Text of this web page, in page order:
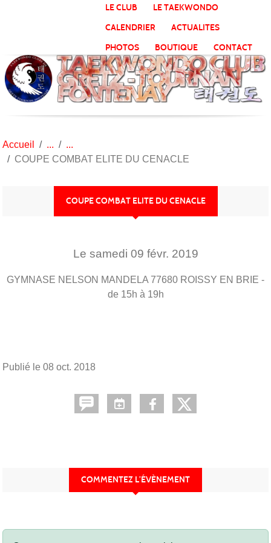
LE CLUB
LE TAEKWONDO
CALENDRIER
ACTUALITES
PHOTOS
BOUTIQUE CONTACT
Accueil
COUPE COMBAT ELITE DU CENACLE
COUPE COMBAT ELITE DU CENACLE
Le samedi 09 févr. 2019
GYMNASE NELSON MANDELA 77680 ROISSY EN BRIE -
de 15h à 19h
Publié le 08 oct. 2018
COMMENTEZ L’ÉVÈNEMENT
Panneau de gestion des cookies